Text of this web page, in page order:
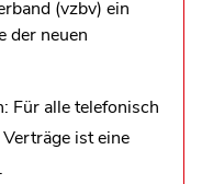
(vzbv) ein
der neuen
Für alle telefonisch
ist eine